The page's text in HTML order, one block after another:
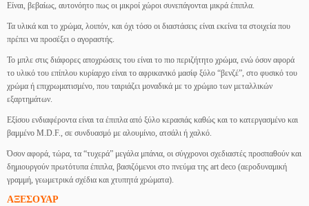
Είναι, βεβαίως, αυτονόητο πως οι μικροί χώροι συνεπάγονται μικρά έπιπλα.
Τα υλικά και το χρώμα, λοιπόν, και όχι τόσο οι διαστάσεις είναι εκείνα τα στοιχεία που
πρέπει να προσέξει ο αγοραστής.
Το μπλε στις διάφορες αποχρώσεις του είναι το πιο περιζήτητο χρώμα, ενώ όσον αφορά
το υλικό του επίπλου κυρίαρχο είναι το αφρικανικό μασίφ ξύλο “βενζέ”, στο φυσικό του
χρώμα ή επιχρωματισμένο, που ταιριάζει μοναδικά με το χρώμιο των μεταλλικών
εξαρτημάτων.
Εξίσου ενδιαφέροντα είναι τα έπιπλα από ξύλο κερασιάς καθώς και το κατεργασμένο και
βαμμένο M.D.F., σε συνδυασμό με αλουμίνιο, ατσάλι ή χαλκό.
Όσον αφορά, τώρα, τα “τυχερά” μεγάλα μπάνια, οι σύγχρονοι σχεδιαστές προσπαθούν και
δημιουργούν πρωτότυπα έπιπλα, βασιζόμενοι στο πνεύμα της art deco (αεροδυναμική
γραμμή, γεωμετρικά σχέδια και χτυπητά χρώματα).
ΑΞΕΣΟΥΑΡ